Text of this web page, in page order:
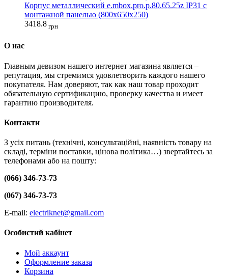
Корпус металлический e.mbox.pro.p.80.65.25z IP31 с
монтажной панелью (800х650х250)
3418.8 грн
О нас
Главным девизом нашего интернет магазина является –
репутация, мы стремимся удовлетворить каждого нашего
покупателя. Нам доверяют, так как наш товар проходит
обязательную сертификацию, проверку качества и имеет
гарантию производителя.
Контакти
З усіх питань (технічні, консультаційні, наявність товару на
складі, терміни поставки, цінова політика…) звертайтесь за
телефонами або на пошту:
(066) 346-73-73
(067) 346-73-73
E-mail: electriknet@gmail.com
Особистий кабінет
Мой аккаунт
Оформление заказа
Корзина